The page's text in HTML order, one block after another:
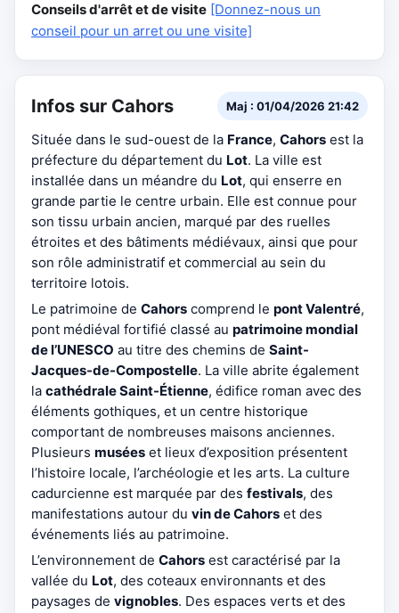
Conseils d'arrêt et de visite [Donnez-nous un
conseil pour un arret ou une visite]
Infos sur Cahors Maj : 01/04/2026 21:42
Située dans le sud-ouest de la France, Cahors est la
préfecture du département du Lot. La ville est
installée dans un méandre du Lot, qui enserre en
grande partie le centre urbain. Elle est connue pour
son tissu urbain ancien, marqué par des ruelles
étroites et des bâtiments médiévaux, ainsi que pour
son rôle administratif et commercial au sein du
territoire lotois.
Le patrimoine de Cahors comprend le pont Valentré,
pont médiéval fortifié classé au patrimoine mondial
de l’UNESCO au titre des chemins de Saint-
Jacques-de-Compostelle. La ville abrite également
la cathédrale Saint-Étienne, édifice roman avec des
éléments gothiques, et un centre historique
comportant de nombreuses maisons anciennes.
Plusieurs musées et lieux d’exposition présentent
l’histoire locale, l’archéologie et les arts. La culture
cadurcienne est marquée par des festivals, des
manifestations autour du vin de Cahors et des
événements liés au patrimoine.
L’environnement de Cahors est caractérisé par la
vallée du Lot, des coteaux environnants et des
paysages de vignobles. Des espaces verts et des